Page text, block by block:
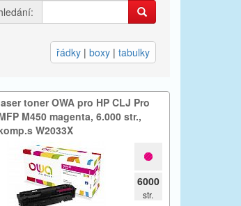
řádky | boxy | tabulky
toner OWA pro HP CLJ Pro
M450 magenta,​ 6.​000 str.​,​
W2033X
6000
str.